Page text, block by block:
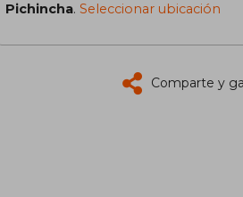
Pichincha. Seleccionar ubicación
Comparte y